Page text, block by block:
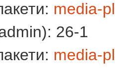
media-
26-1
media-